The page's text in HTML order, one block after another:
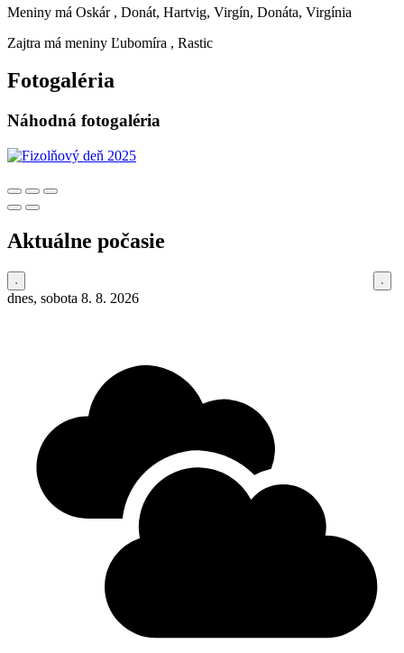
Meniny má Oskár , Donát, Hartvig, Virgín, Donáta, Virgínia
Zajtra má meniny Ľubomíra , Rastic
Fotogaléria
Náhodná fotogaléria
Aktuálne počasie
dnes, sobota 8. 8. 2026